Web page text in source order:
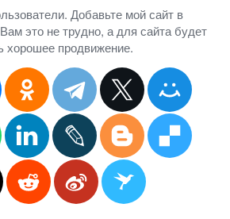
Добавьте мой сайт в
это не трудно, а для сайта будет
хорошее продвижение.